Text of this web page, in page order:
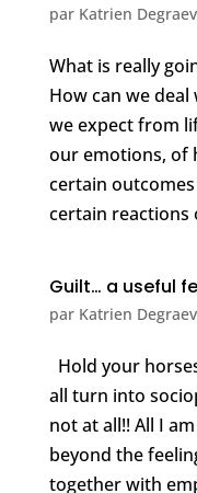
par Katrien
What is really
How can we
we expect from
our emotions, of
certain
certain reactions
Guilt… a useful
par Katrien
Hold your
all turn into
not at all!! All I
beyond the
together with